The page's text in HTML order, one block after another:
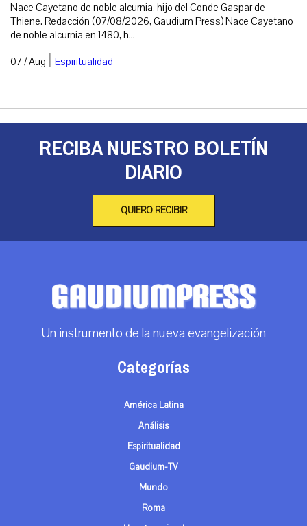
Nace Cayetano de noble alcurnia, hijo del Conde Gaspar de
Thiene. Redacción (07/08/2026, Gaudium Press) Nace Cayetano
de noble alcurnia en 1480, h...
07 / Aug | Espiritualidad
RECIBA NUESTRO BOLETÍN
DIARIO
QUIERO RECIBIR
Un instrumento de la nueva evangelización
Categorías
América Latina
Análisis
Espiritualidad
Gaudium-TV
Mundo
Roma